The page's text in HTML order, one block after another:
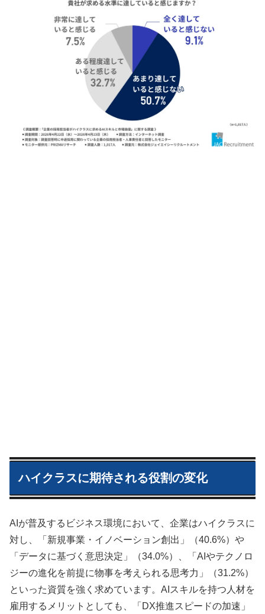
ハイクラスに期待される役割の変化
AIが普及するビジネス環境において、企業はハイクラスに
対し、「新規事業・イノベーション創出」（40.6%）や
「データに基づく意思決定」（34.0%）、「AIやテクノロ
ジーの進化を前提に物事を考えられる思考力」（31.2%）
といった資質を強く求めています。AIスキルを持つ人材を
雇用するメリットとしても、「DX推進スピードの加速」